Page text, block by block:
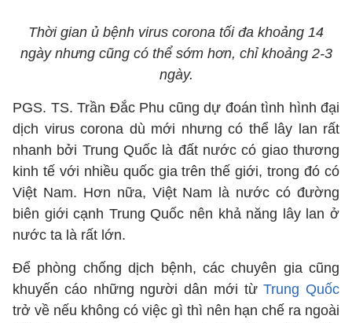
Thời gian ủ bệnh virus corona tối đa khoảng 14
ngày nhưng cũng có thể sớm hơn, chỉ khoảng 2-3
ngày.
PGS. TS. Trần Đắc Phu cũng dự đoán tình hình đại
dịch virus corona dù mới nhưng có thể lây lan rất
nhanh bởi Trung Quốc là đất nước có giao thương
kinh tế với nhiều quốc gia trên thế giới, trong đó có
Việt Nam. Hơn nữa, Việt Nam là nước có đường
biên giới cạnh Trung Quốc nên khả năng lây lan ở
nước ta là rất lớn.
Để phòng chống dịch bệnh, các chuyên gia cũng
khuyến cáo những người dân mới từTrung Quốc
trở về nếu không có việc gì thì nên hạn chế ra ngoài